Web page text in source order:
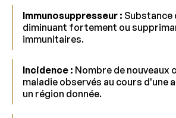
Immunosuppresseur : Substance
diminuant fortement ou
immunitaires.
Incidence : Nombre de nouveaux
maladie observés au cours d'une
un région donnée.